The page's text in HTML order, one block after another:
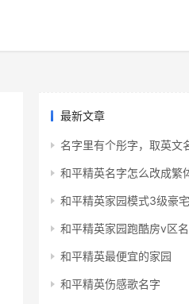
最新文章
名字里有个彤字，取英文
和平精英名字怎么改成繁
和平精英家园模式3级豪
和平精英家园跑酷房v区
和平精英最便宜的家园
和平精英伤感歌名字